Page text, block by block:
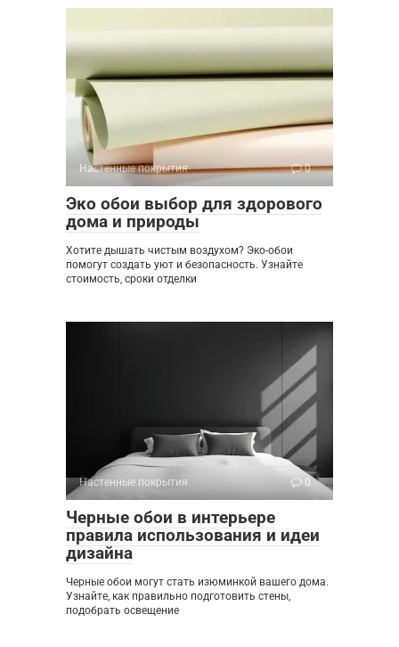
Настенные покрытия 0
Эко обои выбор для здорового
дома и природы
Хотите дышать чистым воздухом? Эко-обои
помогут создать уют и безопасность. Узнайте
стоимость, сроки отделки
Настенные покрытия 0
Черные обои в интерьере
правила использования и идеи
дизайна
Черные обои могут стать изюминкой вашего дома.
Узнайте, как правильно подготовить стены,
подобрать освещение